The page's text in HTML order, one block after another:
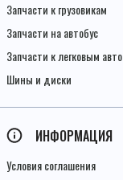
Запчасти к грузовикам
Запчасти на автобус
Запчасти к легковым авто
Шины и диски
ИНФОРМАЦИЯ
Условия соглашения